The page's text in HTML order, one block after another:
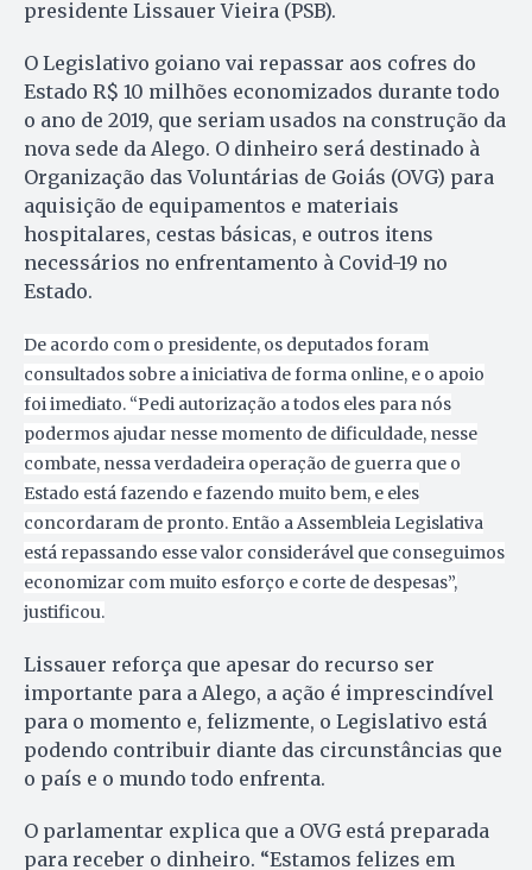
presidente Lissauer Vieira (PSB).
O Legislativo goiano vai repassar aos cofres do
Estado R$ 10 milhões economizados durante todo
o ano de 2019, que seriam usados na construção da
nova sede da Alego. O dinheiro será destinado à
Organização das Voluntárias de Goiás (OVG) para
aquisição de equipamentos e materiais
hospitalares, cestas básicas, e outros itens
necessários no enfrentamento à Covid-19 no
Estado.
De acordo com o presidente, os deputados foram
consultados sobre a iniciativa de forma online, e o apoio
foi imediato. “Pedi autorização a todos eles para nós
podermos ajudar nesse momento de dificuldade, nesse
combate, nessa verdadeira operação de guerra que o
Estado está fazendo e fazendo muito bem, e eles
concordaram de pronto. Então a Assembleia Legislativa
está repassando esse valor considerável que conseguimos
economizar com muito esforço e corte de despesas”,
justificou.
Lissauer reforça que apesar do recurso ser
importante para a Alego, a ação é imprescindível
para o momento e, felizmente, o Legislativo está
podendo contribuir diante das circunstâncias que
o país e o mundo todo enfrenta.
O parlamentar explica que a OVG está preparada
para receber o dinheiro. “Estamos felizes em